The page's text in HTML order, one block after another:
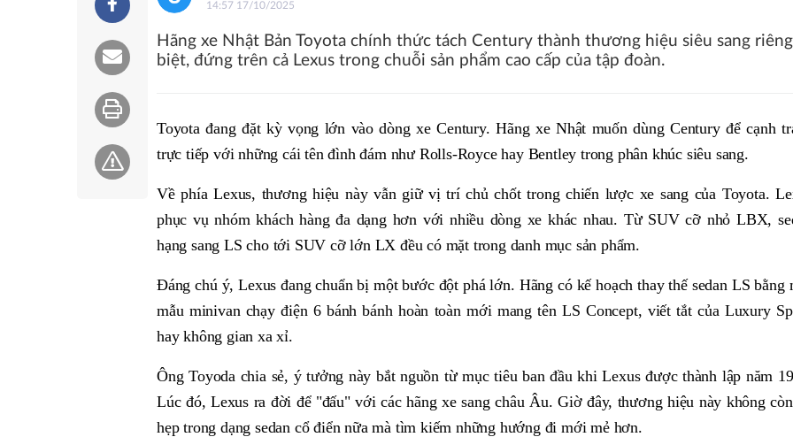
14:57 17/10/2025
Hãng xe Nhật Bản Toyota chính thức tách Century thành thương hiệu siêu sang riêng
biệt, đứng trên cả Lexus trong chuỗi sản phẩm cao cấp của tập đoàn.
Toyota đang đặt kỳ vọng lớn vào dòng xe Century. Hãng xe Nhật muốn dùng Century để cạnh
trực tiếp với những cái tên đình đám như Rolls-Royce hay Bentley trong phân khúc siêu sang.
Về phía Lexus, thương hiệu này vẫn giữ vị trí chủ chốt trong chiến lược xe sang của Toyota.
phục vụ nhóm khách hàng đa dạng hơn với nhiều dòng xe khác nhau. Từ SUV cỡ nhỏ LBX,
hạng sang LS cho tới SUV cỡ lớn LX đều có mặt trong danh mục sản phẩm.
Đáng chú ý, Lexus đang chuẩn bị một bước đột phá lớn. Hãng có kế hoạch thay thế sedan LS bằng
mẫu minivan chạy điện 6 bánh bánh hoàn toàn mới mang tên LS Concept, viết tắt của Luxury
hay không gian xa xỉ.
Ông Toyoda chia sẻ, ý tưởng này bắt nguồn từ mục tiêu ban đầu khi Lexus được thành lập năm
Lúc đó, Lexus ra đời để "đấu" với các hãng xe sang châu Âu. Giờ đây, thương hiệu này không
hẹp trong dạng sedan cổ điển nữa mà tìm kiếm những hướng đi mới mẻ hơn.